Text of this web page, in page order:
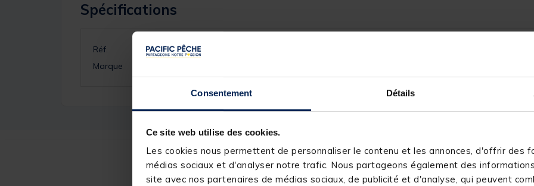
Consentement Détails
Ce site web utilise des cookies.
Les cookies nous permettent de personnaliser le contenu et les annonces, d'offrir des
médias sociaux et d'analyser notre trafic. Nous partageons également des
site avec nos partenaires de médias sociaux, de publicité et d'analyse, qui peuvent
Spécifications
Réf.
Marque
Ces produits pourraient vous